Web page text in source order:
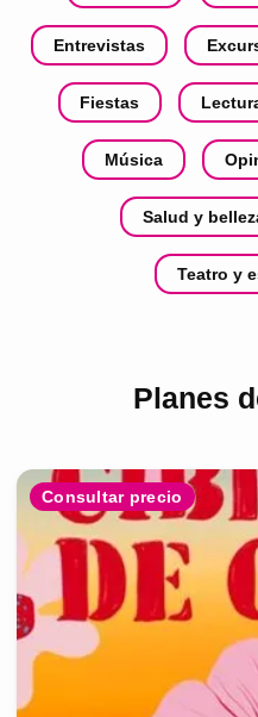
Entrevistas
Fiestas
Música
Salud y
Teatro y
Planes
Consultar precio